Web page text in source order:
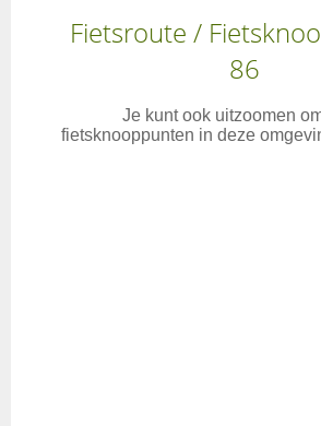
Fietsroute /
86
Je kunt ook uitzoomen
fietsknooppunten in deze